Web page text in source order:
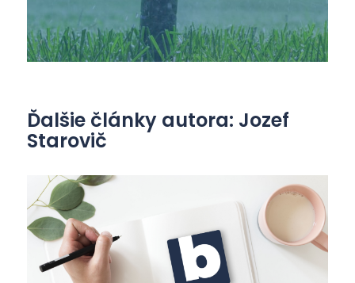
Ďalšie články autora: Jozef
Starovič